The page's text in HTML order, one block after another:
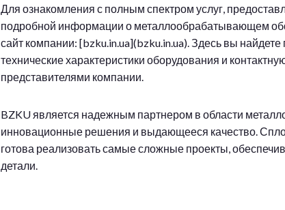
Для ознакомления с полным спектром услуг,
подробной информации о металлообрабатывающем
сайт компании: [bzku.in.ua](bzku.in.ua). Здесь вы
технические характеристики оборудования и
представителями компании.
BZKU является надежным партнером в области
инновационные решения и выдающееся качество.
готова реализовать самые сложные проекты,
детали.